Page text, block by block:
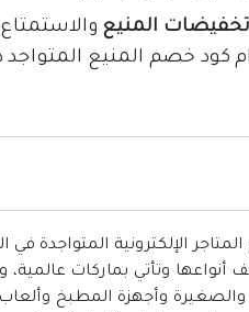
تخفيضات المنيع
كود خصم المنيع
الإلكترونية المتواجدة
أنواعها وتأتي بماركات
والصغيرة وأجهزة المطبخ